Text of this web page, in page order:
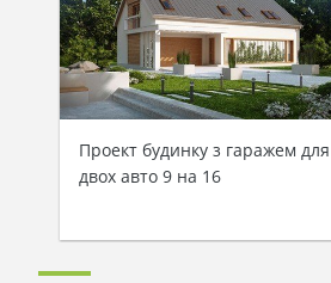
Проект будинку з гаражем для
двох авто 9 на 16